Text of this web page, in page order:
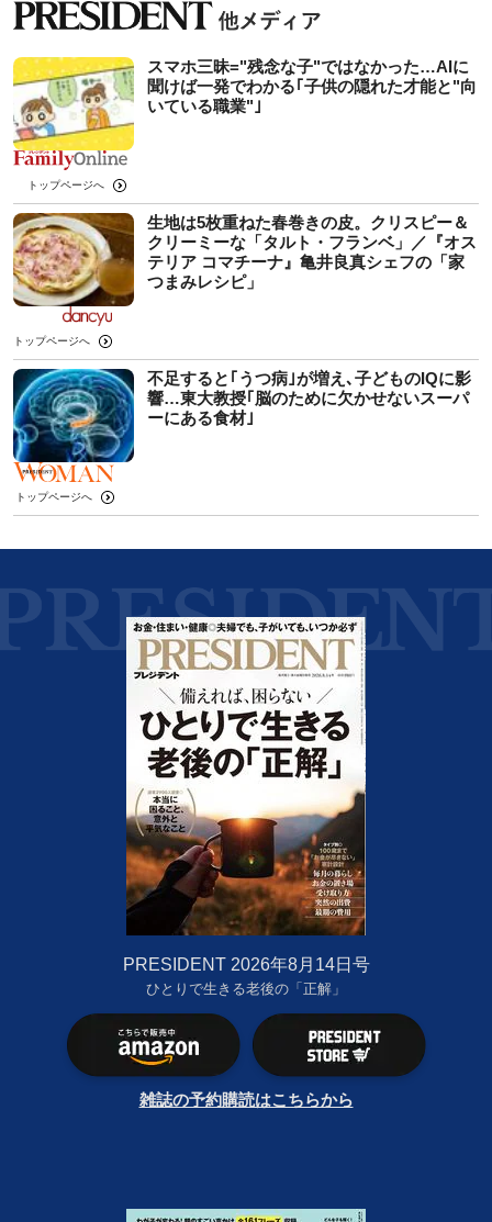
スマホ三昧="残念な子"ではなかった…AIに
聞けば一発でわかる｢子供の隠れた才能と"向
いている職業"｣
トップページへ
生地は5枚重ねた春巻きの皮。クリスピー＆
クリーミーな「タルト・フランベ」／『オス
テリア コマチーナ』亀井良真シェフの「家
つまみレシピ」
トップページへ
不足すると｢うつ病｣が増え､子どものIQに影
響…東大教授｢脳のために欠かせないスーパ
ーにある食材｣
トップページへ
PRESIDENT 2026年8月14日号
ひとりで生きる老後の「正解」
雑誌の予約購読はこちらから